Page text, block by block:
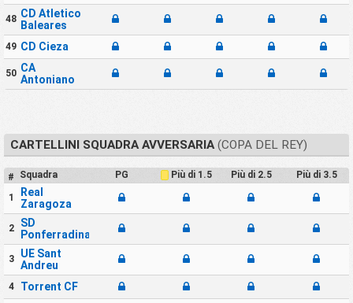
48 CD Atletico
Baleares
49 CD Cieza
50 CA
Antoniano
CARTELLINI SQUADRA AVVERSARIA(COPA DEL REY)
# Squadra PG Più di 1.5 Più di 2.5 Più di 3.5
1
Real
Zaragoza
2
SD
Ponferradina
3
UE Sant
Andreu
4 Torrent CF